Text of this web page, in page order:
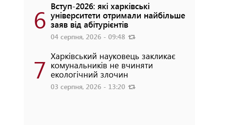
6 Вступ-2026: які харківські
університети отримали найбільше
заяв від абітурієнтів
04 серпня, 2026 - 09:48
7 Харківський науковець закликає
комунальників не вчиняти
екологічний злочин
03 серпня, 2026 - 13:20